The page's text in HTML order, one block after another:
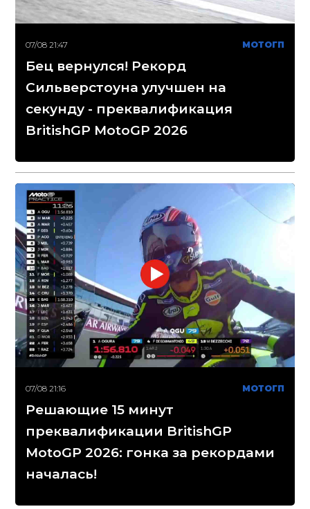
07/08 21:47 МОТОГП
Бец вернулся! Рекорд
Сильверстоуна улучшен на
секунду - преквалификация
BritishGP MotoGP 2026
07/08 21:16 МОТОГП
Решающие 15 минут
преквалификации BritishGP
MotoGP 2026: гонка за рекордами
началась!